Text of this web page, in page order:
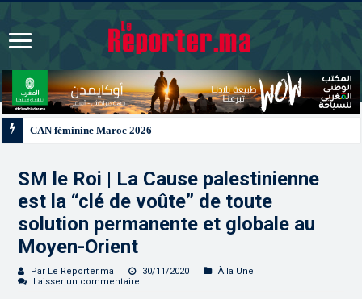
SM le Roi | La Cause palestinienne
est la “clé de voûte” de toute
solution permanente et globale au
Moyen-Orient
Par Le Reporter.ma 30/11/2020
À la Une
Laisser un commentaire